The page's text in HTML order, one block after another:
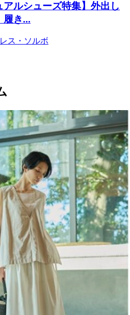
アルシューズ特集】外出し
履き...
ス・ソルボ